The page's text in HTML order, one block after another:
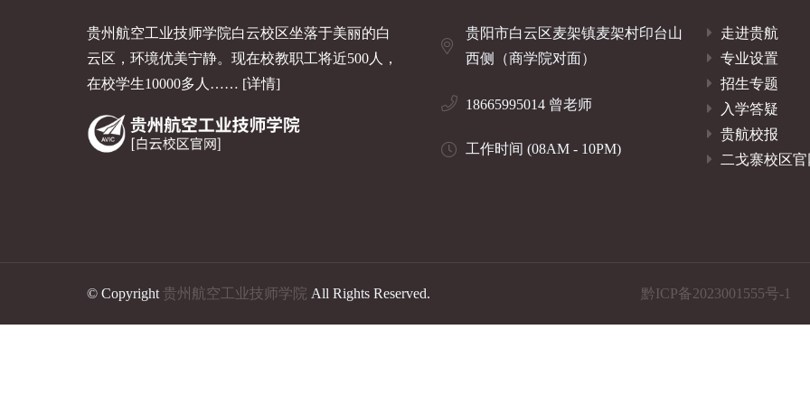
贵州航空工业技师学院白云校区坐落于美丽的白
云区，环境优美宁静。现在校教职工将近500人，
在校学生10000多人…… [详情]
贵阳市白云区麦架镇麦架村印台山
西侧（商学院对面）
18665995014 曾老师
工作时间 (08AM - 10PM)
走进贵航
专业设置
招生专题
入学答疑
贵航校报
二戈寨校区
© Copyright 贵州航空工业技师学院 All Rights Reserved. 黔ICP备2023001555号-1